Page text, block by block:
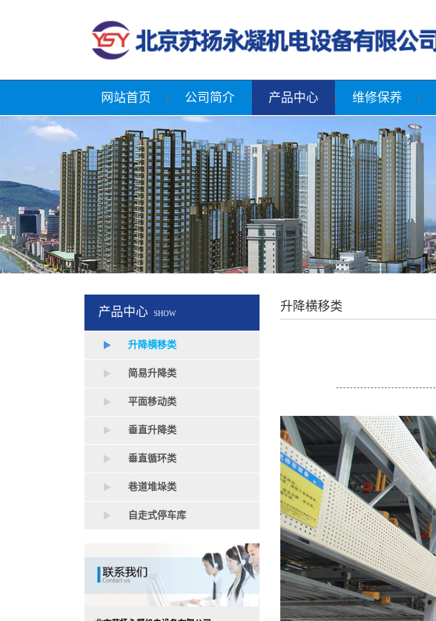
网站首页 公司简介 产品中心 维修保养
产品中心 SHOW
升降横移类
简易升降类
平面移动类
垂直升降类
垂直循环类
巷道堆垛类
自走式停车库
升降横移类